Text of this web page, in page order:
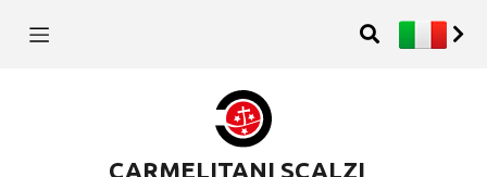
CARMELITANI SCALZI